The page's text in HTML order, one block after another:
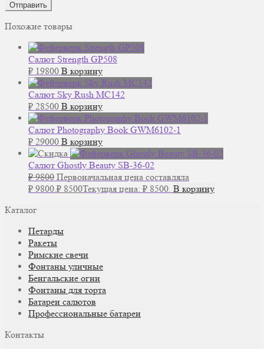
Похожие товары
Салют Strength GP508
₽ 19800 В корзину
Салют Sky Rush MC142
₽ 28500 В корзину
Салют Photography Book GWM6102-1
₽ 29000 В корзину
Салют Ghostly Beauty SB-36-02
₽9800 Первоначальная цена составляла
₽ 9800. ₽ 8500Текущая цена: ₽ 8500. В корзину
Каталог
Петарды
Ракеты
Римские свечи
Фонтаны уличные
Бенгальские огни
Фонтаны для торта
Батареи салютов
Профессиональные батареи
Контакты